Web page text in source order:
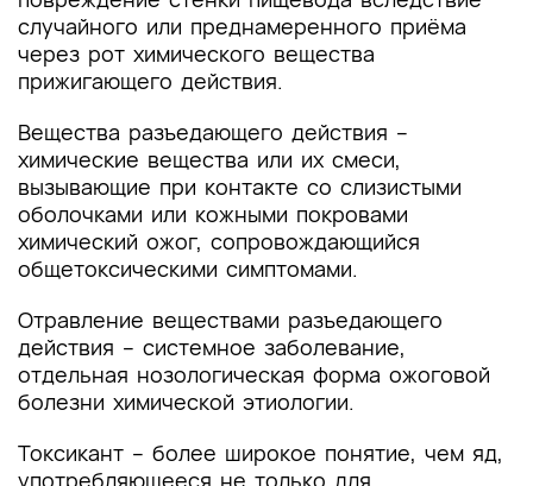
случайного или преднамеренного приёма
через рот химического вещества
прижигающего действия.
Вещества разъедающего действия –
химические вещества или их смеси,
вызывающие при контакте со слизистыми
оболочками или кожными покровами
химический ожог, сопровождающийся
общетоксическими симптомами.
Отравление веществами разъедающего
действия – системное заболевание,
отдельная нозологическая форма ожоговой
болезни химической этиологии.
Токсикант – более широкое понятие, чем яд,
употребляющееся не только для